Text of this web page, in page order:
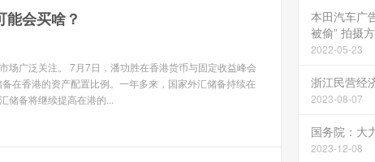
会买啥？
场广泛关注。 7月7日，潘功胜在香港货币与固定收益峰会
在香港的资产配置比例。一年多来，国家外汇储备持续在
备将继续提高在港的...
本田汽车广
被偷” 拍摄
2022-05-23
浙江民营经
2023-08-07
国务院：大
2023-12-08